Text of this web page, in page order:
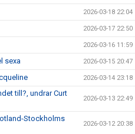
2026-03-18 22:04
2026-03-17 22:50
2026-03-16 11:59
sexa 2026-03-15 20:47
2026-03-14 23:18
till?, undrar Curt
2026-03-13 22:49
Stockholms
2026-03-12 20:38